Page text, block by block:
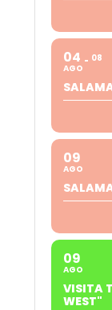
04
AGO
08
09
AGO
09
AGO
VISITA
WEST"